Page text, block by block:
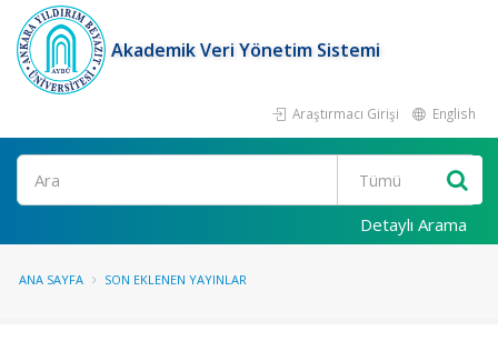
Akademik Veri Yönetim Sistemi
Araştırmacı Girişi English
Ara
Detaylı Arama
ANA SAYFA SON EKLENEN YAYINLAR